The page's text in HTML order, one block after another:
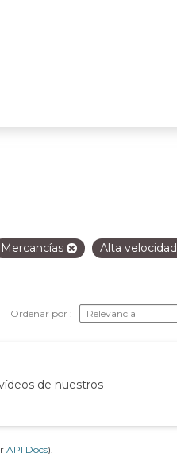
Mercancías
Alta velocidad
Ordenar por
de nuestros
API Docs).